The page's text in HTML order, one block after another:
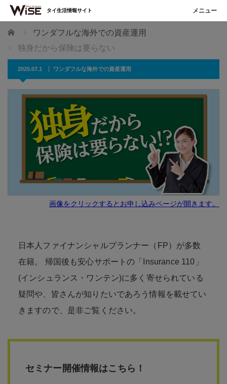
ホーム
ワンダフルな海外での資産運用
独身だから保険は要らない
2025.07.1 ワンダフルな海外での資産運用
画像をクリックするとお申し込みページが開きます。
日本人ファイナンシャルプランナー（FP）が多数
在籍。 帰国後も安心サポートの「Insurance 110」
(インシュランス・ワンテン)に多く寄せられている
疑問や、皆さんが知りたいであろう情報を載せてい
きますので、是非ご覧ください。
セミナー開催情報はこちら！
タイ生活情報サイト